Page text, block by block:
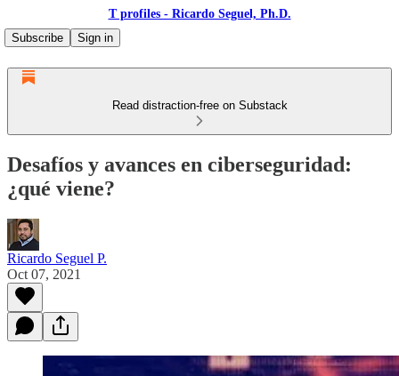
T profiles - Ricardo Seguel, Ph.D.
Subscribe
Sign in
Read distraction-free on Substack
Desafíos y avances en ciberseguridad:
¿qué viene?
Ricardo Seguel P.
Oct 07, 2021